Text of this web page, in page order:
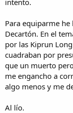
Para equiparme
Decartón. En el
por las Kiprun
cuadraban por
que un muerto
me engancho a
algo menos y me
Al lío.